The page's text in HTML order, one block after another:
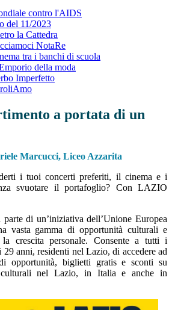
contro l'AIDS
del 11/2023
la Cattedra
NotaRe
tra i banchi di scuola
della moda
Imperfetto
a portata di un
Marcucci, Liceo Azzarita
i tuoi concerti preferiti, il cinema e i
svuotare il portafoglio? Con LAZIO
di un’iniziativa dell’Unione Europea
vasta gamma di opportunità culturali e
crescita personale. Consente a tutti i
anni, residenti nel Lazio, di accedere ad
opportunità, biglietti gratis e sconti su
culturali nel Lazio, in Italia e anche in